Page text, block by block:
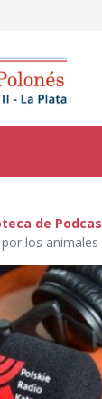
de
los animales